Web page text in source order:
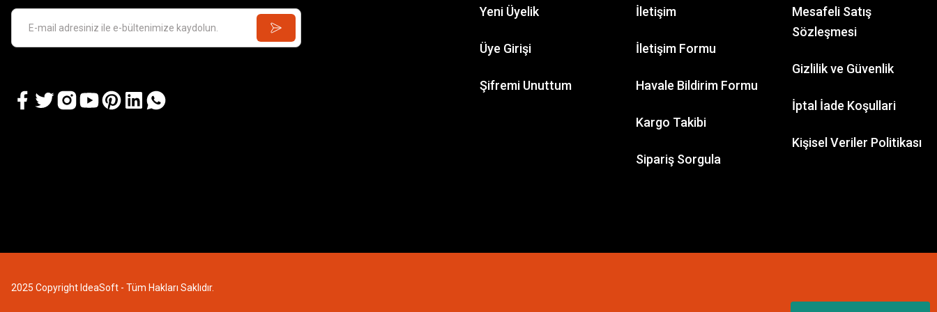
Yeni Üyelik
Üye Girişi
Şifremi Unuttum
İletişim
İletişim Formu
Havale Bildirim Formu
Kargo Takibi
Sipariş Sorgula
Mesafeli Satış
Sözleşmesi
Gizlilik ve Güvenlik
İptal İade Koşullari
Kişisel Veriler Politikası
2025 Copyright IdeaSoft - Tüm Hakları Saklıdır.